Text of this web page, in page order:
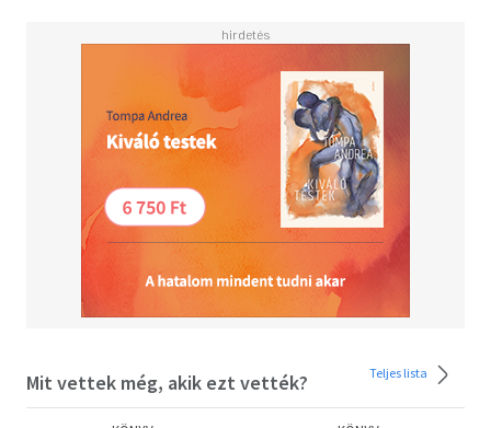
Mit vettek még, akik ezt vették? Teljes lista